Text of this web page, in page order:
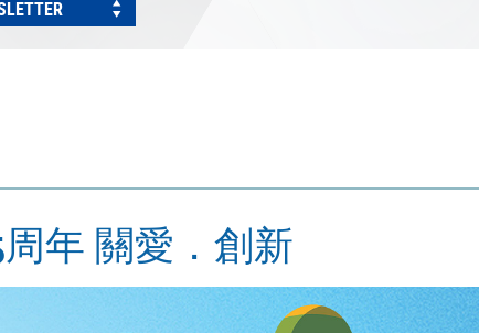
年 關愛．創新